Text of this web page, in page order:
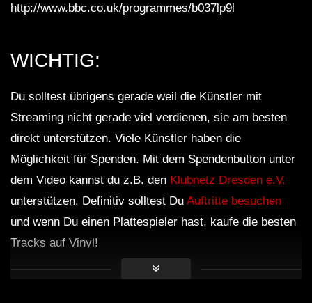
http://www.bbc.co.uk/programmes/b037lp9l
WICHTIG:
Du solltest übrigens gerade weil die Künstler mit
Streaming nicht gerade viel verdienen, sie am besten
direkt unterstützen. Viele Künstler haben die
Möglichkeit für Spenden. Mit dem Spendenbutton unter
dem Video kannst du z.B. den Klubnetz Dresden e.V.
unterstützen. Definitiv solltest Du Auftritte besuchen
und wenn Du einen Plattespieler hast, kaufe die besten
Tracks auf Vinyl!